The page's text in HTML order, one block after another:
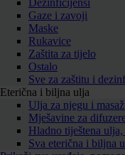
Dezinficijensi
Gaze i zavoji
Maske
Rukavice
Zaštita za tijelo
Ostalo
Sve za zaštitu i
Eterična i biljna ulja
Ulja za njegu i
Mješavine za
Hladno tiještena
Sva eterična i biljna